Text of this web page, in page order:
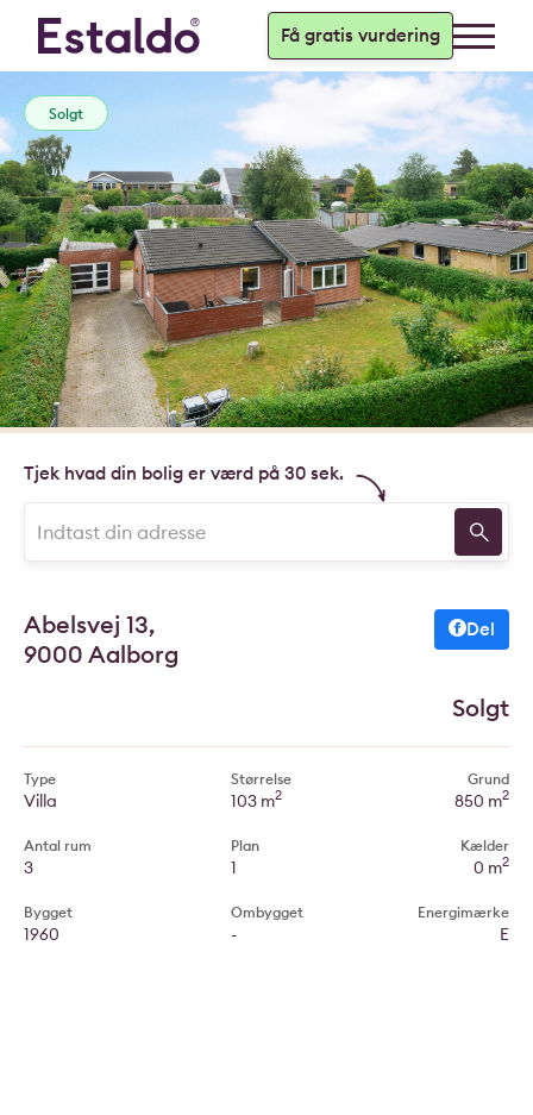
Få gratis vurdering
Solgt
Tjek hvad din bolig er værd på 30 sek.
Abelsvej 13,
9000 Aalborg
Del
Solgt
Type
Villa
Antal rum
3
Bygget
1960
Størrelse
103 m2
Plan
1
Ombygget
-
Grund
850 m2
Kælder
0 m2
Energimærke
E